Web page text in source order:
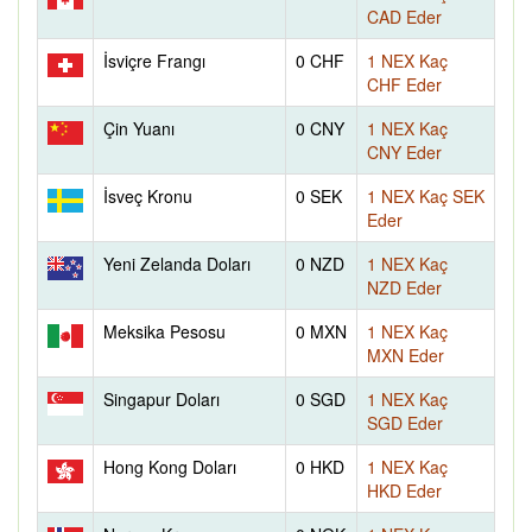
CAD Eder
İsviçre Frangı
0 CHF
1 NEX Kaç
CHF Eder
Çin Yuanı
0 CNY
1 NEX Kaç
CNY Eder
İsveç Kronu
0 SEK
1 NEX Kaç SEK
Eder
Yeni Zelanda Doları
0 NZD
1 NEX Kaç
NZD Eder
Meksika Pesosu
0 MXN
1 NEX Kaç
MXN Eder
Singapur Doları
0 SGD
1 NEX Kaç
SGD Eder
Hong Kong Doları
0 HKD
1 NEX Kaç
HKD Eder